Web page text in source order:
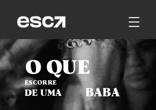
ESCORRE
O QUE
DE UMA BABA